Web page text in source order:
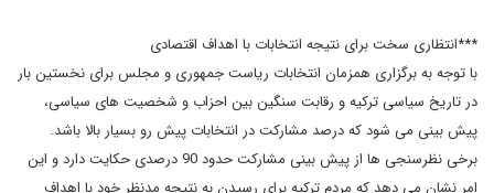
***انتظاری سخت برای نتیجه انتخابات با اهداف اقتصادی
با توجه به برگزاری همزمان انتخابات ریاست جمهوری و مجلس برای نخستین بار
در تاریخ سیاسی ترکیه و رقابت سنگین بین احزاب و شخصیت های سیاسی،
پیش بینی می شود که درصد مشارکت در انتخابات پیش رو بسیار بالا باشد.
برخی نظرسنجی ها از پیش بینی مشارکت حدود 90 درصدی حکایت دارد و این
امر نشان می دهد که مردم ترکیه برای رسیدن به نتیجه مدنظر خود با اهداف